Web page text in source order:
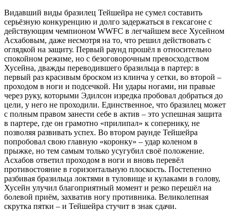
Видавший виды бразилец Тейшейра не сумел составить
серьёзную конкуренцию и долго задержаться в гексагоне с
действующим чемпионом WWFC в легчайшем весе Хусейном
Асхабовым, даже несмотря на то, что решил действовать с
оглядкой на защиту. Первый раунд прошёл в относительно
спокойном режиме, но с безоговорочным превосходством
Хусейна, дважды переводившего бразильца в партер: в
первый раз красивым броском из клинча у сетки, во второй –
проходом в ноги и подсечкой. Ни удары ногами, ни правые
через руку, которыми Эдилсон изредка пробовал добраться до
цели, у него не проходили. Единственное, что бразилец может
с полным правом занести себе в актив – это успешная защита
в партере, где он грамотно «прилипал» к сопернику, не
позволяя развивать успех. Во втором раунде Тейшейра
попробовал свою главную «коронку» – удар коленом в
прыжке, но тем самым только усугубил своё положение.
Асхабов ответил проходом в ноги и вновь перевёл
противостояние в горизонтальную плоскость. Постепенно
разбивая бразильца локтями в туловище и кулаками в голову,
Хусейн улучил благоприятный момент и резко перешёл на
болевой приём, захватив ногу противника. Великолепная
скрутка пятки – и Тейшейра стучит в знак сдачи.